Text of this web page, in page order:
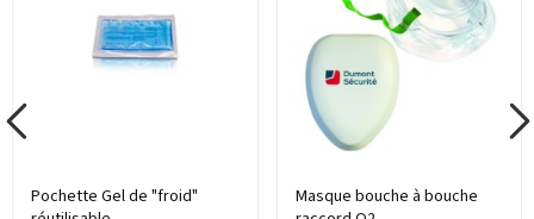
Pochette Gel de "froid"
Masque bouche à bouche